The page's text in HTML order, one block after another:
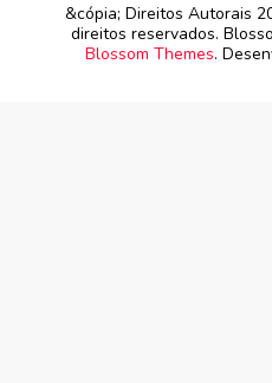
&cópia; Direitos Autorais
direitos reservados.
Blossom Themes.